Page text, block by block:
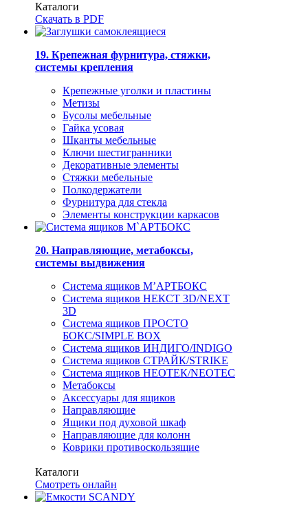
Каталоги
Скачать в PDF
19. Крепежная фурнитура, стяжки,
системы крепления
Крепежные уголки и пластины
Метизы
Бусолы мебельные
Гайка усовая
Шканты мебельные
Ключи шестигранники
Декоративные элементы
Стяжки мебельные
Полкодержатели
Фурнитура для стекла
Элементы конструкции каркасов
20. Направляющие, метабоксы,
системы выдвижения
Система ящиков М’АРТБОКС
Система ящиков НЕКСТ 3D/NEXT
3D
Система ящиков ПРОСТО
БОКС/SIMPLE BOX
Система ящиков ИНДИГО/INDIGO
Система ящиков СТРАЙК/STRIKE
Система ящиков НЕОТЕК/NEOTEC
Метабоксы
Аксессуары для ящиков
Направляющие
Ящики под духовой шкаф
Направляющие для колонн
Коврики противоскользящие
Каталоги
Смотреть онлайн